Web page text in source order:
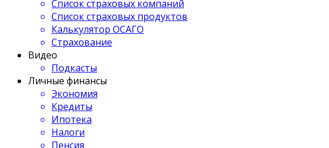
Список страховых компаний
Список страховых продуктов
Калькулятор ОСАГО
Страхование
Видео
Подкасты
Личные финансы
Экономия
Кредиты
Ипотека
Налоги
Пенсия